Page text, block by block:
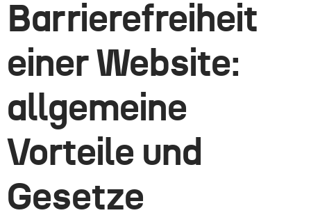
Barrierefreiheit
einer Website:
allgemeine
Vorteile und
Gesetze